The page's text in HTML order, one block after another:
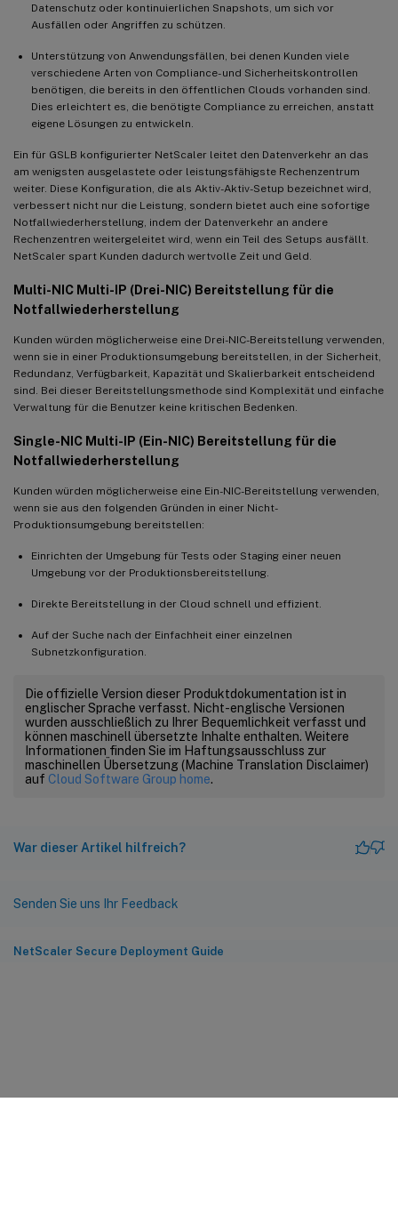
Datenschutz oder kontinuierlichen Snapshots, um sich vor
Ausfällen oder Angriffen zu schützen.
Unterstützung von Anwendungsfällen, bei denen Kunden viele
verschiedene Arten von Compliance- und Sicherheitskontrollen
benötigen, die bereits in den öffentlichen Clouds vorhanden sind.
Dies erleichtert es, die benötigte Compliance zu erreichen, anstatt
eigene Lösungen zu entwickeln.
Ein für GSLB konfigurierter NetScaler leitet den Datenverkehr an das
am wenigsten ausgelastete oder leistungsfähigste Rechenzentrum
weiter. Diese Konfiguration, die als Aktiv-Aktiv-Setup bezeichnet wird,
verbessert nicht nur die Leistung, sondern bietet auch eine sofortige
Notfallwiederherstellung, indem der Datenverkehr an andere
Rechenzentren weitergeleitet wird, wenn ein Teil des Setups ausfällt.
NetScaler spart Kunden dadurch wertvolle Zeit und Geld.
Multi-NIC Multi-IP (Drei-NIC) Bereitstellung für die
Notfallwiederherstellung
Kunden würden möglicherweise eine Drei-NIC-Bereitstellung verwenden,
wenn sie in einer Produktionsumgebung bereitstellen, in der Sicherheit,
Redundanz, Verfügbarkeit, Kapazität und Skalierbarkeit entscheidend
sind. Bei dieser Bereitstellungsmethode sind Komplexität und einfache
Verwaltung für die Benutzer keine kritischen Bedenken.
Single-NIC Multi-IP (Ein-NIC) Bereitstellung für die
Notfallwiederherstellung
Kunden würden möglicherweise eine Ein-NIC-Bereitstellung verwenden,
wenn sie aus den folgenden Gründen in einer Nicht-
Produktionsumgebung bereitstellen:
Einrichten der Umgebung für Tests oder Staging einer neuen
Umgebung vor der Produktionsbereitstellung.
Direkte Bereitstellung in der Cloud schnell und effizient.
Auf der Suche nach der Einfachheit einer einzelnen
Subnetzkonfiguration.
Die offizielle Version dieser Produktdokumentation ist in
englischer Sprache verfasst. Nicht-englische Versionen
wurden ausschließlich zu Ihrer Bequemlichkeit verfasst und
können maschinell übersetzte Inhalte enthalten. Weitere
Informationen finden Sie im Haftungsausschluss zur
maschinellen Übersetzung (Machine Translation Disclaimer)
auf Cloud Software Group home.
War dieser Artikel hilfreich?
Senden Sie uns Ihr Feedback
NetScaler Secure Deployment Guide